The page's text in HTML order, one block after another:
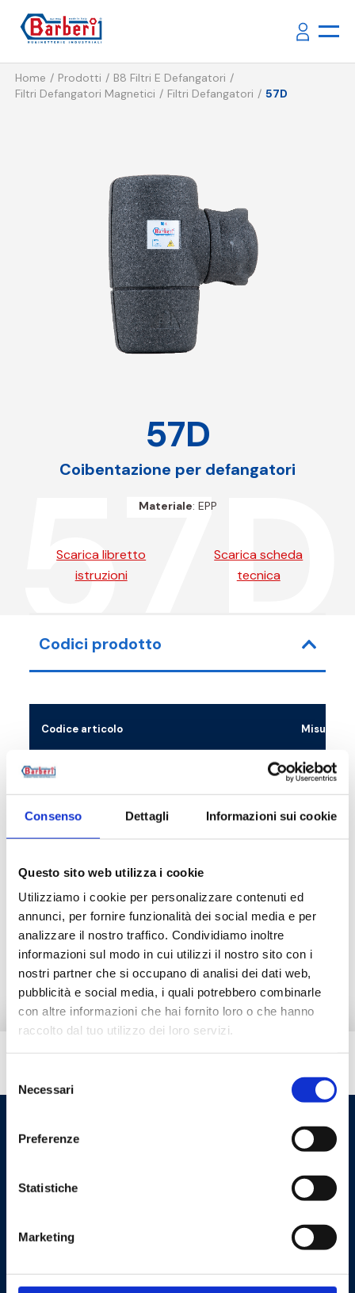
Consenso Dettagli Informazioni sui cookie
Questo sito web utilizza i cookie
Utilizziamo i cookie per personalizzare contenuti ed
annunci, per fornire funzionalità dei social media e per
analizzare il nostro traffico. Condividiamo inoltre
informazioni sul modo in cui utilizzi il nostro sito con i
nostri partner che si occupano di analisi dei dati web,
pubblicità e social media, i quali potrebbero combinarle
con altre informazioni che hai fornito loro o che hanno
raccolto dal tuo utilizzo dei loro servizi.
delNecessari
Preferenze
Statistiche
Marketing
Home Prodotti
B8 Filtri E Defangatori
Filtri Defangatori Magnetici
Filtri Defangatori 57D
57D
57D
Coibentazione per defangatori
Materiale: EPP
Scarica libretto
istruzioni
Scarica scheda
tecnica
Codici prodotto
Codice articolo Misura
57D0000001 per G 3/4
Descrizione
Documentazione